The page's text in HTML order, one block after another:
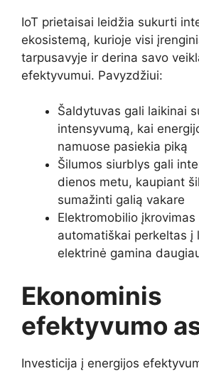
IoT prietaisai leidžia sukurti
ekosistemą, kurioje visi
tarpusavyje ir derina savo
efektyvumui. Pavyzdžiui:
Šaldytuvas gali laikinai
intensyvumą, kai
namuose pasiekia piką
Šilumos siurblys gali
dienos metu, kaupiant
sumažinti galią vakare
Elektromobilio
automatiškai perkeltas į
elektrinė gamina
Ekonominis
efektyvumo
Investicija į energijos